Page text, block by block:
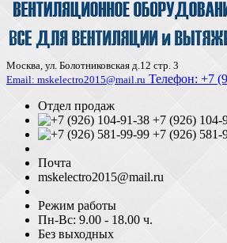
Москва, ул. Болотниковская д.12 стр. 3
Email: mskelectro2015@mail.ru Телефон: +7
Отдел продаж
+7 (926) 104-
+7 (926) 581-
Почта
mskelectro2015@mail.ru
Режим работы
Пн-Вс: 9.00 - 18.00 ч.
Без выходных